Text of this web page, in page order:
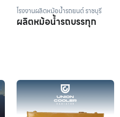
โรงงานผลิตหม้อน้ำรถยนต์ ราชบุรี
ผลิตหม้อน้ำรถบรรทุก